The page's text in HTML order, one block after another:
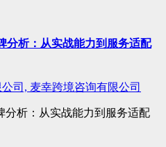
分析：从实战能力到服务适配
司, 麦幸跨境咨询有限公司
分析：从实战能力到服务适配